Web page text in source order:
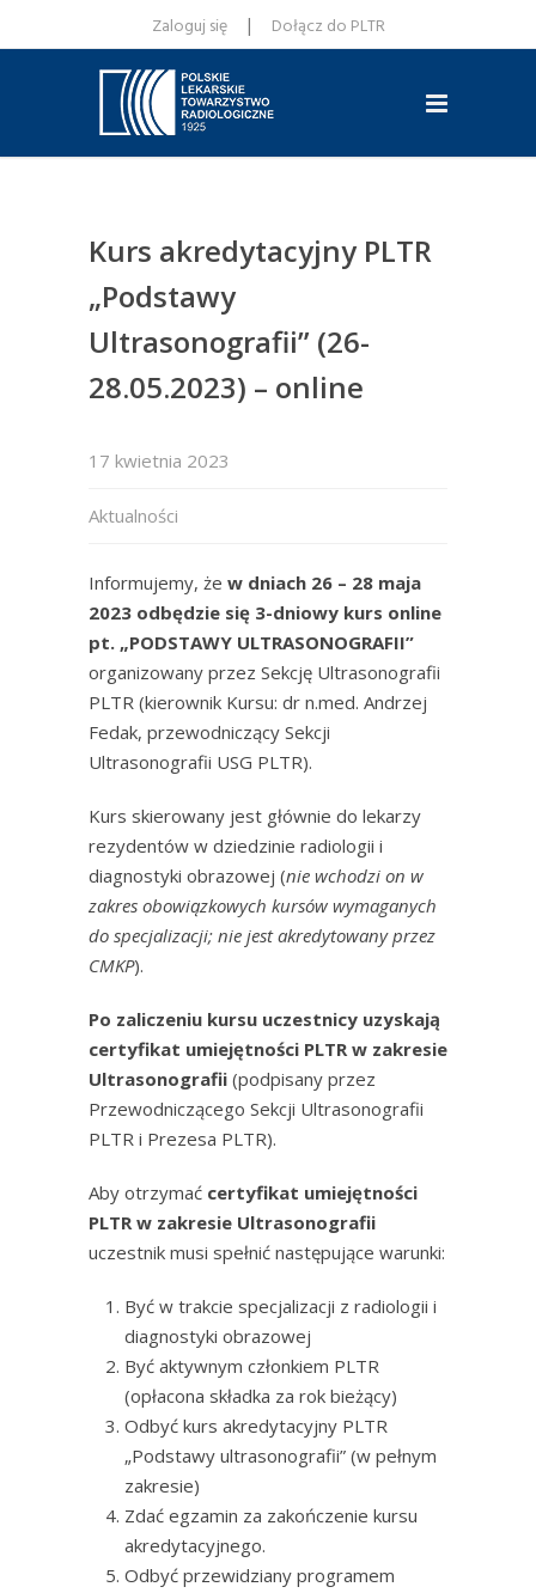
Zaloguj się | Dołącz do PLTR
Kurs akredytacyjny PLTR
„Podstawy
Ultrasonografii” (26-
28.05.2023) – online
17 kwietnia 2023
Aktualności
Informujemy, że w dniach 26 – 28 maja
2023 odbędzie się 3-dniowy kurs online
pt. „PODSTAWY ULTRASONOGRAFII”
organizowany przez Sekcję Ultrasonografii
PLTR (kierownik Kursu: dr n.med. Andrzej
Fedak, przewodniczący Sekcji
Ultrasonografii USG PLTR).
Kurs skierowany jest głównie do lekarzy
rezydentów w dziedzinie radiologii i
diagnostyki obrazowej (nie wchodzi on w
zakres obowiązkowych kursów wymaganych
do specjalizacji; nie jest akredytowany przez
CMKP).
Po zaliczeniu kursu uczestnicy uzyskają
certyfikat umiejętności PLTR w zakresie
Ultrasonografii (podpisany przez
Przewodniczącego Sekcji Ultrasonografii
PLTR i Prezesa PLTR).
Aby otrzymać certyfikat umiejętności
PLTR w zakresie Ultrasonografii
uczestnik musi spełnić następujące warunki:
Być w trakcie specjalizacji z radiologii i
diagnostyki obrazowej
Być aktywnym członkiem PLTR
(opłacona składka za rok bieżący)
Odbyć kurs akredytacyjny PLTR
„Podstawy ultrasonografii” (w pełnym
zakresie)
Zdać egzamin za zakończenie kursu
akredytacyjnego.
Odbyć przewidziany programem